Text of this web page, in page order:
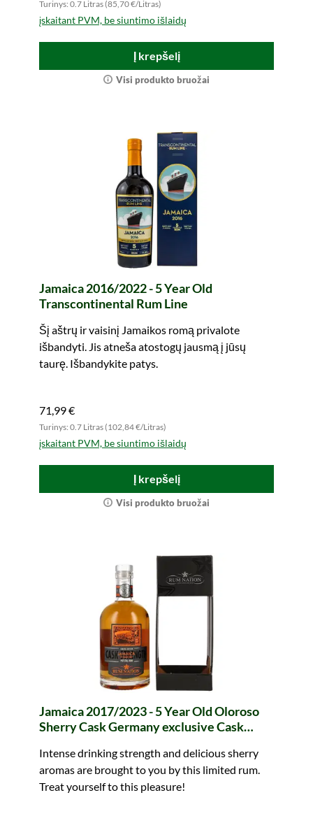
Turinys: 0.7 Litras (85,70 €/Litras)
įskaitant PVM, be siuntimo išlaidų
Į krepšelį
Visi produkto bruožai
Jamaica 2016/2022 - 5 Year Old
Transcontinental Rum Line
Šį aštrų ir vaisinį Jamaikos romą privalote
išbandyti. Jis atneša atostogų jausmą į jūsų
taurę. Išbandykite patys.
71,99 €
Turinys: 0.7 Litras (102,84 €/Litras)
įskaitant PVM, be siuntimo išlaidų
Į krepšelį
Visi produkto bruožai
Jamaica 2017/2023 - 5 Year Old Oloroso
Sherry Cask Germany exclusive Cask
Intense drinking strength and delicious sherry
aromas are brought to you by this limited rum.
Treat yourself to this pleasure!